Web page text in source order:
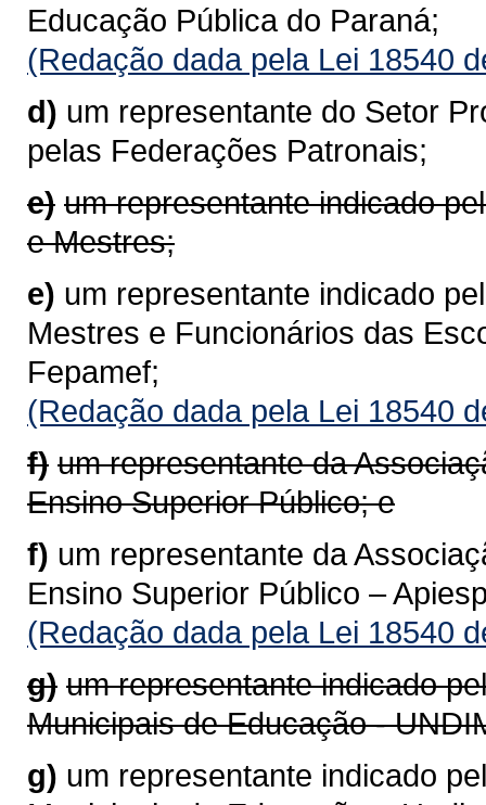
Educação Pública do Paraná;
(Redação dada pela Lei 18540
d) um representante do Setor
pelas Federações Patronais;
e) um representante indicado
e Mestres;
e) um representante indicado
Mestres e Funcionários das
Fepamef;
(Redação dada pela Lei 18540
f) um representante da
Ensino Superior Público; e
f) um representante da
Ensino Superior Público –
(Redação dada pela Lei 18540
g) um representante indicado
Municipais de Educação -
g) um representante indicado